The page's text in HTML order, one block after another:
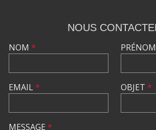
NOUS
NOM *
EMAIL*
PRÉNOM
OBJET *
MESSAGE *